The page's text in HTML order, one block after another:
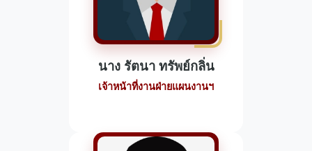
นาง รัตนา ทรัพย์กลิ่น
เจ้าหน้าที่งานฝ่ายแผนงานฯ